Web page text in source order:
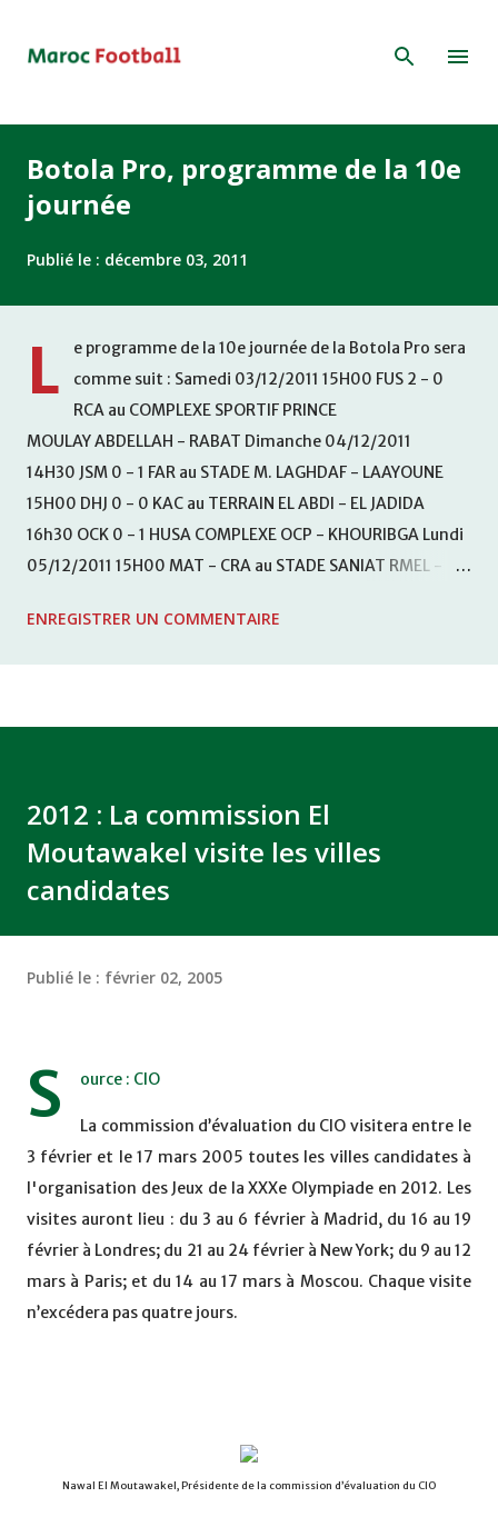
Botola Pro, programme de la 10e
journée
Publié le : décembre 03, 2011
L
e programme de la 10e journée de la Botola Pro sera
comme suit : Samedi 03/12/2011 15H00 FUS 2 - 0
RCA au COMPLEXE SPORTIF PRINCE
MOULAY ABDELLAH - RABAT Dimanche 04/12/2011
14H30 JSM 0 - 1 FAR au STADE M. LAGHDAF - LAAYOUNE
15H00 DHJ 0 - 0 KAC au TERRAIN EL ABDI - EL JADIDA
16h30 OCK 0 - 1 HUSA COMPLEXE OCP - KHOURIBGA Lundi
05/12/2011 15H00 MAT - CRA au STADE SANIAT RMEL -
KHEMISET Mardi 06/12/2011 15H00 WAF - OCS au
ENREGISTRER UN COMMENTAIRE
2012 : La commission El
Moutawakel visite les villes
candidates
Publié le : février 02, 2005
S ource : CIO
La commission d’évaluation du CIO visitera entre le
3 février et le 17 mars 2005 toutes les villes candidates à
l'organisation des Jeux de la XXXe Olympiade en 2012. Les
visites auront lieu : du 3 au 6 février à Madrid, du 16 au 19
février à Londres; du 21 au 24 février à New York; du 9 au 12
mars à Paris; et du 14 au 17 mars à Moscou. Chaque visite
n’excédera pas quatre jours.
Nawal El Moutawakel, Présidente de la commission d’évaluation du CIO